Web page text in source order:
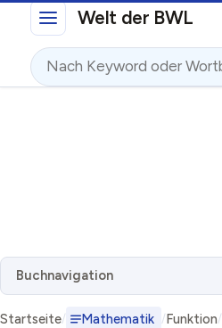
Direkt zum InhaltWelt der BWL
Suche
Buchnavigation
Startseite Mathematik Funktion